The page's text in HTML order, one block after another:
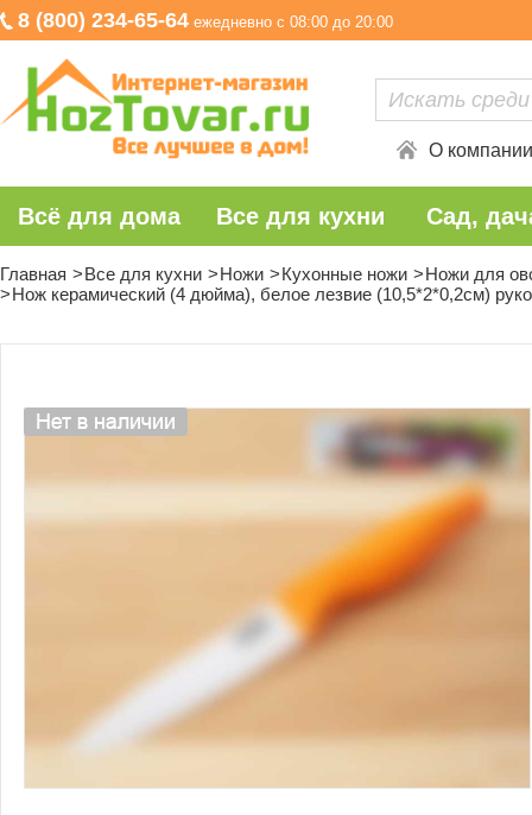
8 (800) 234-65-64 ежедневно с 08:00 до 20:00
О компании
Всё для дома Все для кухни Сад,
Главная Все для кухни Ножи Кухонные ножи
Ножи для
Нож керамический (4 дюйма), белое лезвие (10,5*2*0,2см)